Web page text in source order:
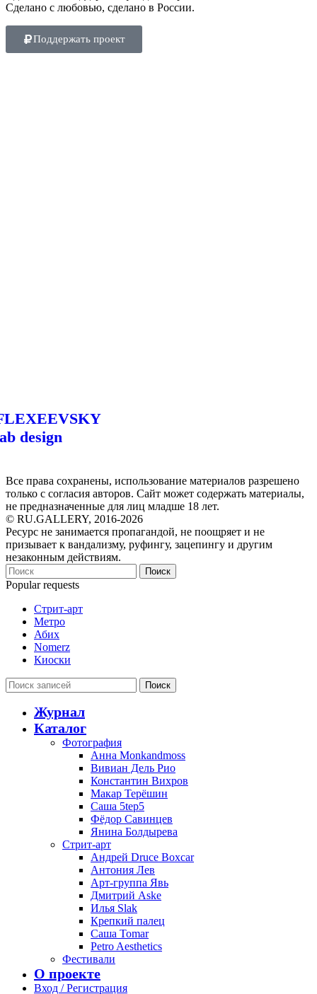
Сделано с любовью, сделано в России.
Поддержать проект
design
Все права сохранены, использование материалов разрешено
только с согласия авторов. Сайт может содержать материалы,
не предназначенные для лиц младше 18 лет.
© RU.GALLERY, 2016-2026
Ресурс не занимается пропагандой, не поощряет и не
призывает к вандализму, руфингу, зацепингу и другим
незаконным действиям.
Поиск
Popular requests
Стрит-арт
Метро
Абих
Nomerz
Киоски
Поиск
Журнал
Каталог
Фотография
Анна Monkandmoss
Вивиан Дель Рио
Константин Вихров
Макар Терёшин
Саша 5tep5
Фёдор Савинцев
Янина Болдырева
Стрит-арт
Андрей Druce Boxcar
Антония Лев
Арт-группа Явь
Дмитрий Aske
Илья Slak
Крепкий палец
Саша Tomar
Petro Aesthetics
Фестивали
О проекте
Вход / Регистрация